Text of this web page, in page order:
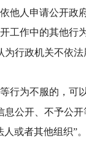
人申请公开政
作中的其他行
为行政机关不依
为不服的，可
息公开、不予公
人或者其他组织”